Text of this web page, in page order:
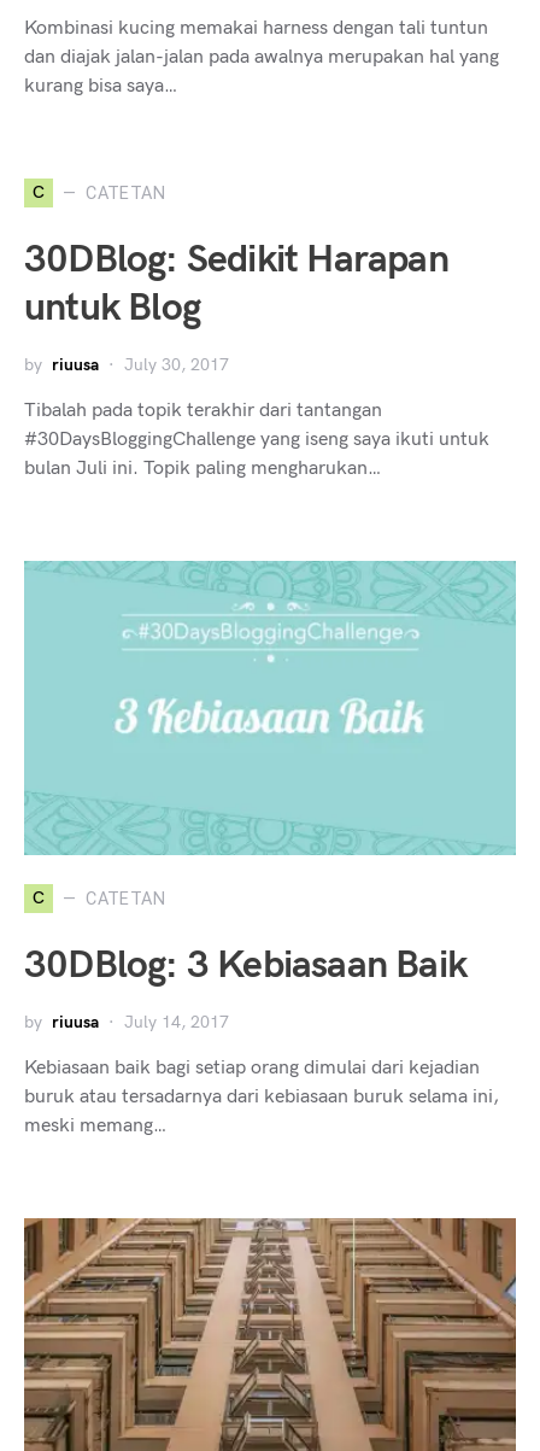
Kombinasi kucing memakai harness dengan tali tuntun
dan diajak jalan-jalan pada awalnya merupakan hal yang
kurang bisa saya…
C CATETAN
30DBlog: Sedikit Harapan
untuk Blog
by riuusa July 30, 2017
Tibalah pada topik terakhir dari tantangan
#30DaysBloggingChallenge yang iseng saya ikuti untuk
bulan Juli ini. Topik paling mengharukan…
C CATETAN
30DBlog: 3 Kebiasaan Baik
by riuusa July 14, 2017
Kebiasaan baik bagi setiap orang dimulai dari kejadian
buruk atau tersadarnya dari kebiasaan buruk selama ini,
meski memang…